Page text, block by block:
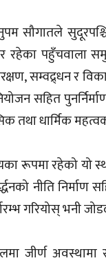
सौगातले
पहुँचवाला
सम्वद्र्धन र
सहित
तथा धार्मिक
रूपमा रहेको यो
नीति
गरियोस् भनी
जीर्ण